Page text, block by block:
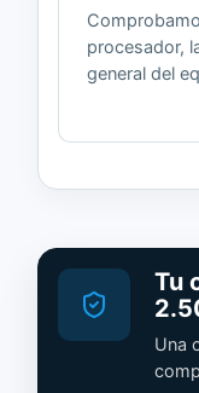
procesador,
general del
Tu
Una